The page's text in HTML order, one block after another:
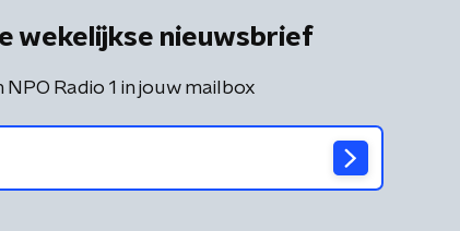
wekelijkse nieuwsbrief
Radio 1 in jouw mailbox